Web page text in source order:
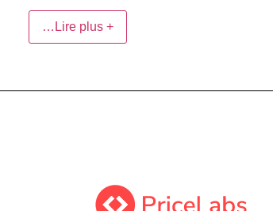
…Lire plus +